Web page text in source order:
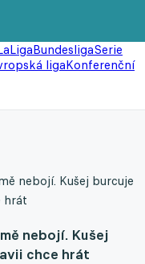
BundesligaSerie
ligaKonferenční
nebojí. Kušej burcuje
hrát
nebojí. Kušej
chce hrát